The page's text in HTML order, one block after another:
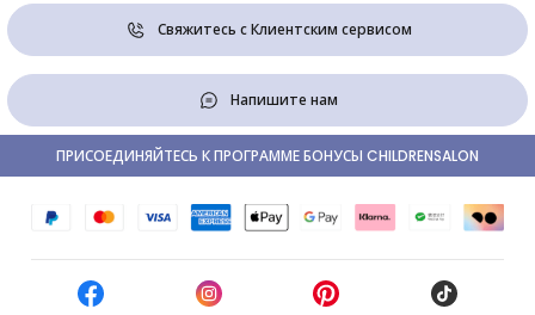
Свяжитесь с Клиентским сервисом
Напишите нам
ПРИСОЕДИНЯЙТЕСЬ К ПРОГРАММЕ БОНУСЫ CHILDRENSALON